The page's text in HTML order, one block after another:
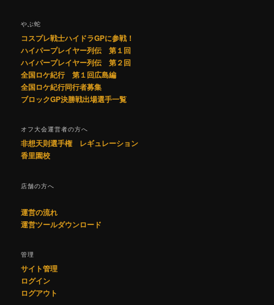
やぶ蛇
コスプレ戦士ハイドラGPに参戦！
ハイパープレイヤー列伝 第１回
ハイパープレイヤー列伝 第２回
全国ロケ紀行 第１回広島編
全国ロケ紀行同行者募集
ブロックGP決勝戦出場選手一覧
オフ大会運営者の方へ
非想天則選手権 レギュレーション
香里園校
店舗の方へ
運営の流れ
運営ツールダウンロード
管理
サイト管理
ログイン
ログアウト